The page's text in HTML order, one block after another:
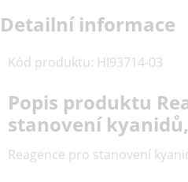
Detailní informace
Kód produktu: HI93714-03
Popis produktu
stanovení
Reagence pro stanovení